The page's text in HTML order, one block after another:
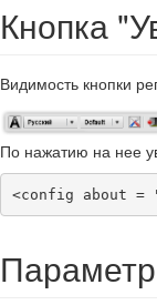
Кнопка
Видимость кнопки
По нажатию на нее
<config about =